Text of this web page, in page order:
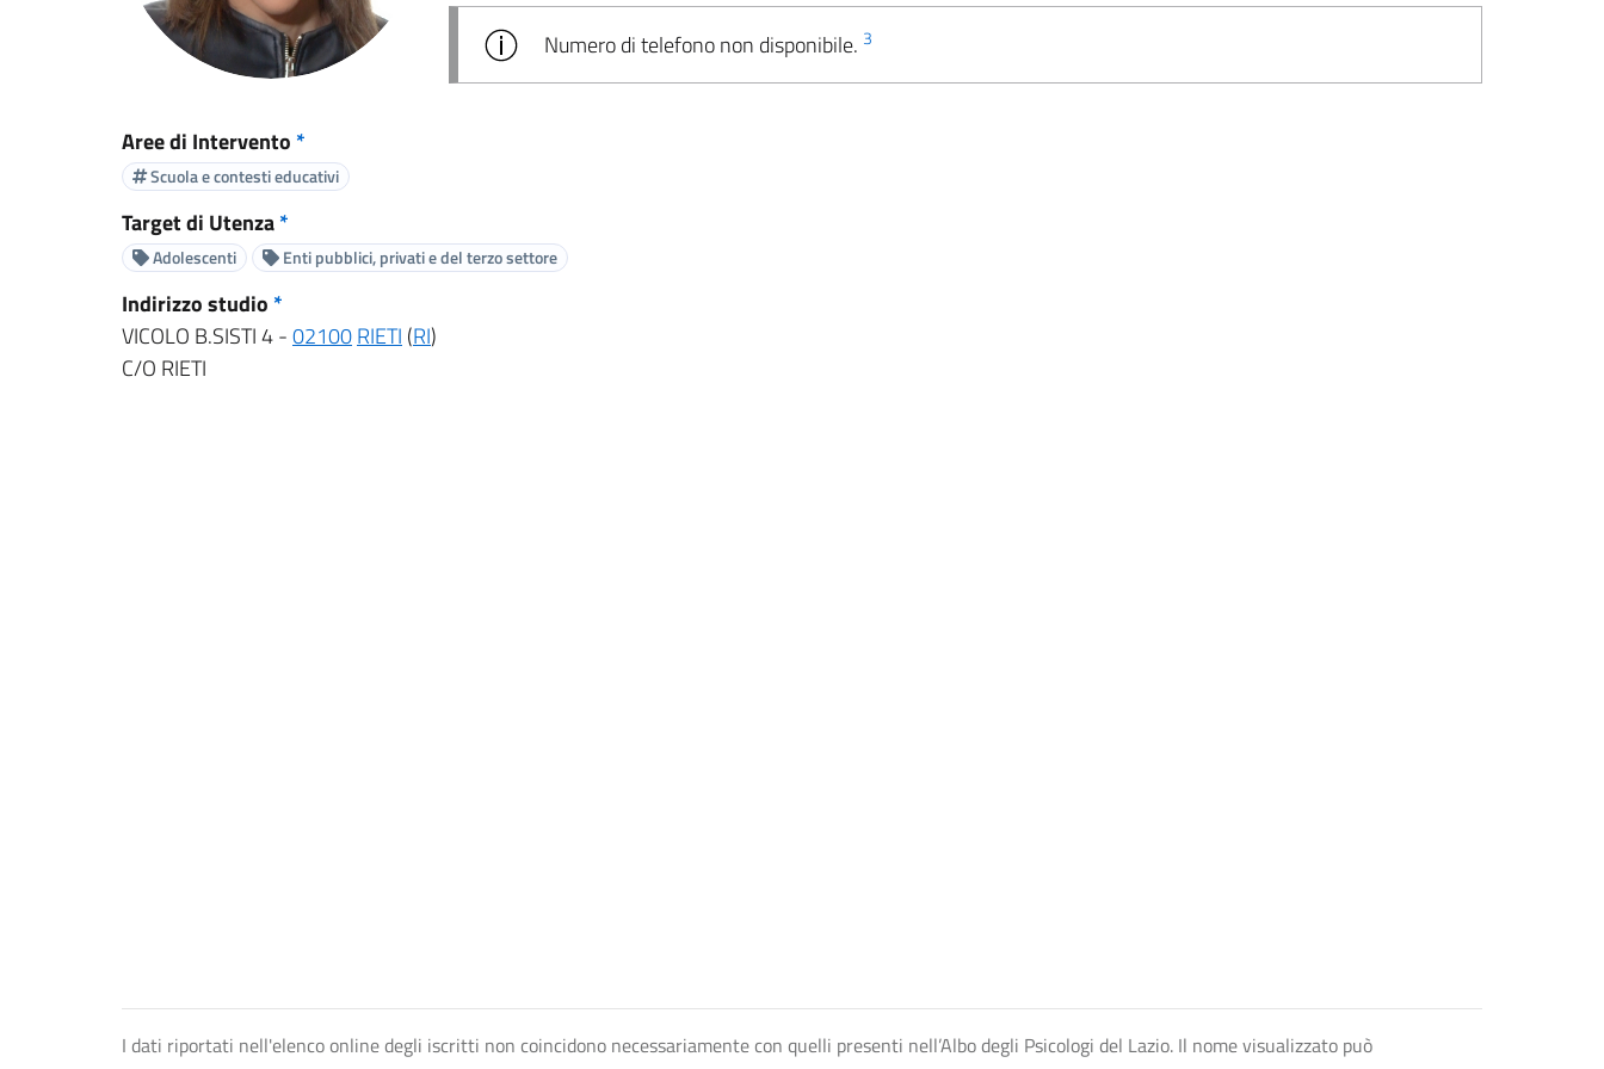
Numero di telefono non disponibile. 3
Aree di Intervento *
Scuola e contesti educativi
Target di Utenza*
Adolescenti Enti pubblici, privati e del terzo settore
Indirizzo studio *
VICOLO B.SISTI 4 -02100RIETI (RI)
C/O RIETI
I dati riportati nell'elenco online degli iscritti non coincidono necessariamente con quelli presenti nell’Albo degli Psicologi del Lazio. Il nome visualizzato può